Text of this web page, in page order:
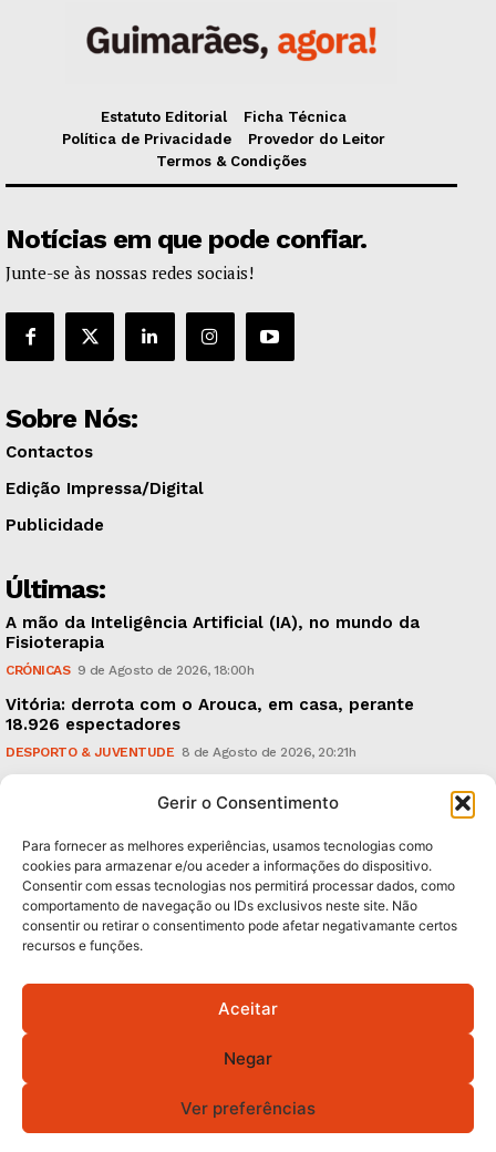
Gerir o Consentimento
Para fornecer as melhores experiências, usamos tecnologias como
cookies para armazenar e/ou aceder a informações do dispositivo.
Consentir com essas tecnologias nos permitirá processar dados, como
comportamento de navegação ou IDs exclusivos neste site. Não
consentir ou retirar o consentimento pode afetar negativamante certos
recursos e funções.
Aceitar
Negar
Ver preferências
Estatuto Editorial
Ficha Técnica
Política de Privacidade
Provedor do Leitor
Termos & Condições
Notícias em que pode confiar.
Junte-se às nossas redes sociais!
Sobre Nós:
Contactos
Edição Impressa/Digital
Publicidade
Últimas:
A mão da Inteligência Artificial (IA), no mundo da
Fisioterapia
CRÓNICAS 9 de Agosto de 2026, 18:00h
Vitória: derrota com o Arouca, em casa, perante
18.926 espectadores
DESPORTO & JUVENTUDE 8 de Agosto de 2026, 20:21h
Sonus Art Fest: o epicentro da música emergente em
Subscreva Newsletter:
QUERO ADERIR
Política de Privacidade